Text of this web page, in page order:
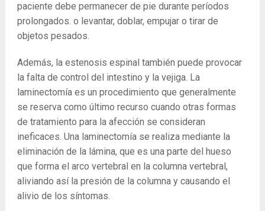
paciente debe permanecer de pie durante períodos
prolongados. o levantar, doblar, empujar o tirar de
objetos pesados.
Además, la estenosis espinal también puede provocar
la falta de control del intestino y la vejiga. La
laminectomía es un procedimiento que generalmente
se reserva como último recurso cuando otras formas
de tratamiento para la afección se consideran
ineficaces. Una laminectomía se realiza mediante la
eliminación de la lámina, que es una parte del hueso
que forma el arco vertebral en la columna vertebral,
aliviando así la presión de la columna y causando el
alivio de los síntomas.